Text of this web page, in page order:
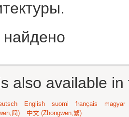
найдено
also available
English suomi français
magyar
简) 中文 (Zhongwen,繁)